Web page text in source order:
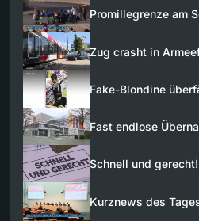
Promillegrenze am
Zug crasht in
Fake-Blondine
Fast endlose
Schnell und gerecht!
Kurznews des